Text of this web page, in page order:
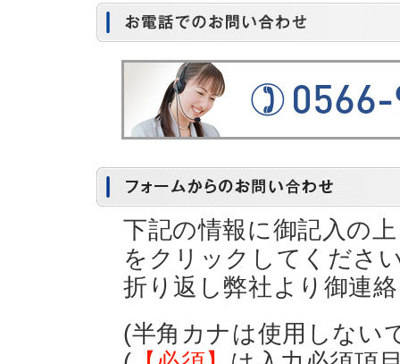
下記の情報に御記入の
をクリックしてくださ
折り返し弊社より御連
(半角カナは使用しない